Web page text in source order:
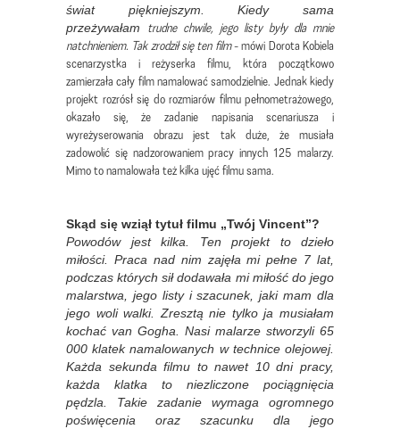
świat piękniejszym. Kiedy sama
przeżywałam trudne chwile, jego listy były dla mnie
natchnieniem. Tak zrodził się ten film- mówi Dorota Kobiela
scenarzystka i reżyserka filmu, która początkowo
zamierzała cały film namalować samodzielnie. Jednak kiedy
projekt rozrósł się do rozmiarów filmu pełnometrażowego,
okazało się, że zadanie napisania scenariusza i
wyreżyserowania obrazu jest tak duże, że musiała
zadowolić się nadzorowaniem pracy innych 125 malarzy.
Mimo to namalowała też kilka ujęć filmu sama.
Skąd się wziął tytuł filmu „Twój Vincent”?
Powodów jest kilka. Ten projekt to dzieło
miłości. Praca nad nim zajęła mi pełne 7 lat,
podczas których sił dodawała mi miłość do jego
malarstwa, jego listy i szacunek, jaki mam dla
jego woli walki. Zresztą nie tylko ja musiałam
kochać van Gogha. Nasi malarze stworzyli 65
000 klatek namalowanych w technice olejowej.
Każda sekunda filmu to nawet 10 dni pracy,
każda klatka to niezliczone pociągnięcia
pędzla. Takie zadanie wymaga ogromnego
poświęcenia oraz szacunku dla jego